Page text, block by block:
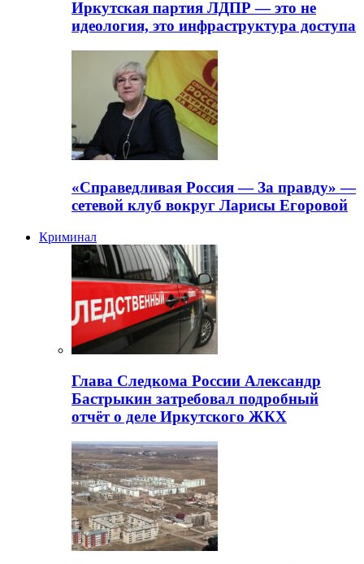
Иркутская партия ЛДПР — это не
идеология, это инфраструктура доступа
«Справедливая Россия — За правду» —
сетевой клуб вокруг Ларисы Егоровой
Криминал
Глава Следкома России Александр
Бастрыкин затребовал подробный
отчёт о деле Иркутского ЖКХ